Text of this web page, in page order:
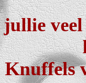
Knuffels